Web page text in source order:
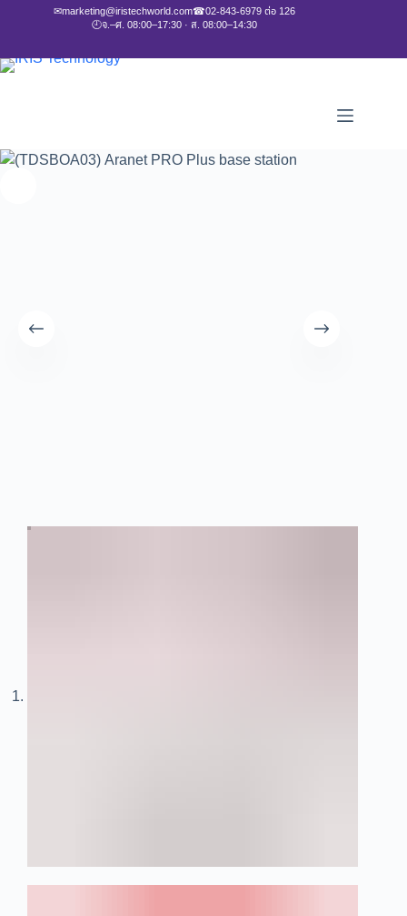
✉marketing@iristechworld.com☎02-843-6979 ต่อ 126
🕘จ.–ศ. 08:00–17:30 · ส. 08:00–14:30